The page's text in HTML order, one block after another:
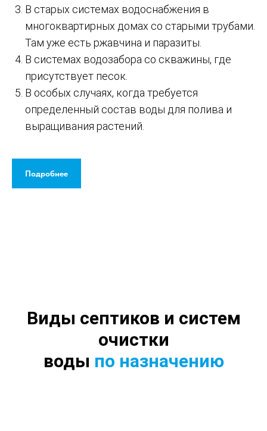
В старых системах водоснабжения в
многоквартирных домах со старыми трубами.
Там уже есть ржавчина и паразиты.
В системах водозабора со скважины, где
присутствует песок.
В особых случаях, когда требуется
определенный состав воды для полива и
выращивания растений.
Подробнее
Виды септиков и систем
очистки
воды по назначению